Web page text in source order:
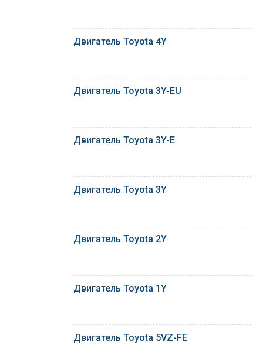
Двигатель Toyota 4Y
Двигатель Toyota 3Y-EU
Двигатель Toyota 3Y-E
Двигатель Toyota 3Y
Двигатель Toyota 2Y
Двигатель Toyota 1Y
Двигатель Toyota 5VZ-FE